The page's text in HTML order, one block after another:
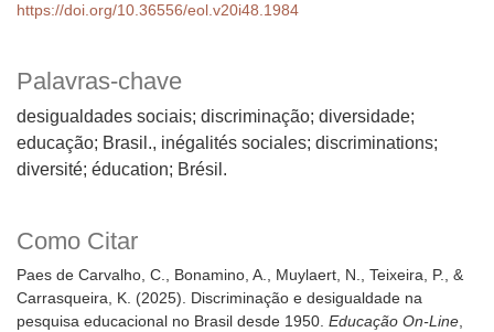
Palavras-chave
desigualdades sociais; discriminação; diversidade;
educação; Brasil. inégalités sociales; discriminations;
diversité; éducation; Brésil.
Como Citar
Paes de Carvalho, C., Bonamino, A., Muylaert, N., Teixeira, P., &
Carrasqueira, K. (2025). Discriminação e desigualdade na
pesquisa educacional no Brasil desde 1950. Educação On-Line,
https://doi.org/10.36556/eol.v20i48.1984